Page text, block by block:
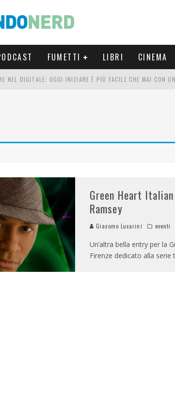
FUMETTI LIBRI CINEMA
NEL DIGITALE: OGGI INIZIARE È PIÙ FACILE CHE MAI CON
Green Heart
Ramsey
Giacomo Lucarini eventi
Un’altra bella entry per la
Firenze dedicato alla serie